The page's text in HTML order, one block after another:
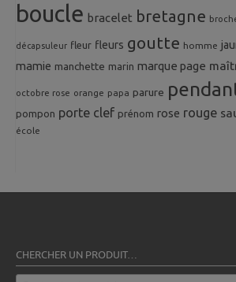
boucle bracelet bretagne
décapsuleur fleur fleurs goutte homme
mamie manchette marin marque page
octobre rose orange papa parure
pompon porte clef prénom rose rouge
école
CHERCHER UN PRODUIT…